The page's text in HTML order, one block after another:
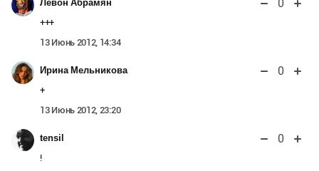
Левон Абрамян 0
+++
13 Июнь 2012, 14:34
Ирина Мельникова 0
+
13 Июнь 2012, 23:20
tensil 0
!